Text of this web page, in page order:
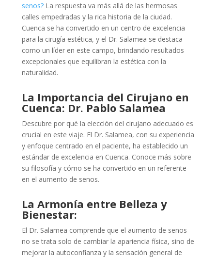
senos?La respuesta va más allá de las hermosas
calles empedradas y la rica historia de la ciudad.
Cuenca se ha convertido en un centro de excelencia
para la cirugía estética, y el Dr. Salamea se destaca
como un líder en este campo, brindando resultados
excepcionales que equilibran la estética con la
naturalidad.
La Importancia del Cirujano en
Cuenca: Dr. Pablo Salamea
Descubre por qué la elección del cirujano adecuado es
crucial en este viaje. El Dr. Salamea, con su experiencia
y enfoque centrado en el paciente, ha establecido un
estándar de excelencia en Cuenca. Conoce más sobre
su filosofía y cómo se ha convertido en un referente
en el aumento de senos.
La Armonía entre Belleza y
Bienestar:
El Dr. Salamea comprende que el aumento de senos
no se trata solo de cambiar la apariencia física, sino de
mejorar la autoconfianza y la sensación general de